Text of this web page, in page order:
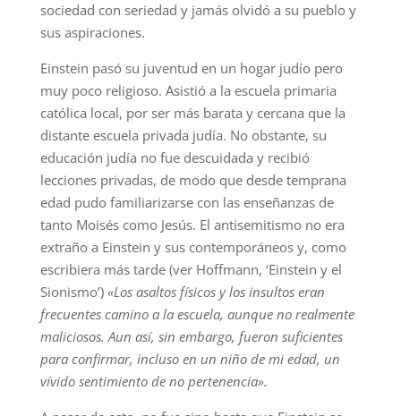
sociedad con seriedad y jamás olvidó a su pueblo y
sus aspiraciones.
Einstein pasó su juventud en un hogar judío pero
muy poco religioso. Asistió a la escuela primaria
católica local, por ser más barata y cercana que la
distante escuela privada judía. No obstante, su
educación judía no fue descuidada y recibió
lecciones privadas, de modo que desde temprana
edad pudo familiarizarse con las enseñanzas de
tanto Moisés como Jesús. El antisemitismo no era
extraño a Einstein y sus contemporáneos y, como
escribiera más tarde (ver Hoffmann, ‘Einstein y el
Sionismo’) «Los asaltos físicos y los insultos eran
frecuentes camino a la escuela, aunque no realmente
maliciosos. Aun así, sin embargo, fueron suficientes
para confirmar, incluso en un niño de mi edad, un
vívido sentimiento de no pertenencia».